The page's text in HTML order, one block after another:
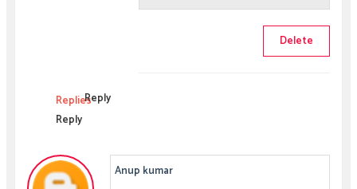
Delete
RepliesReply
Reply
Anup kumar